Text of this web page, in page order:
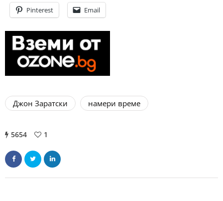
Pinterest Email
Джон Заратски намери време
5654 1